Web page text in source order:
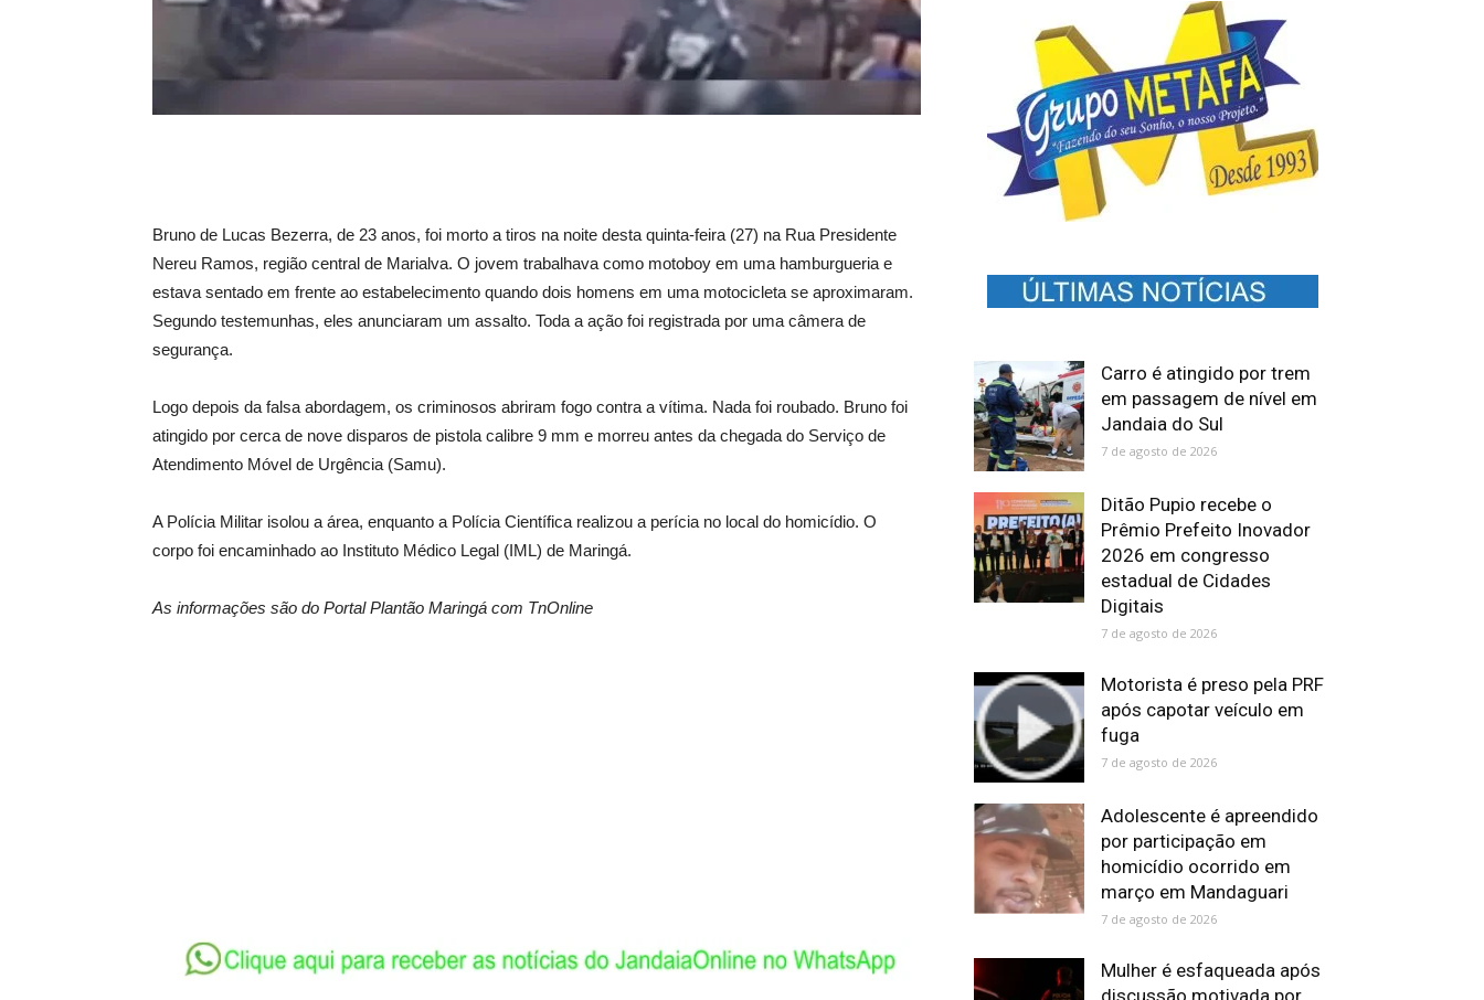
Bruno de Lucas Bezerra, de 23 anos, foi morto a tiros na noite desta quinta-feira (27) na Rua Presidente
Nereu Ramos, região central de Marialva. O jovem trabalhava como motoboy em uma hamburgueria e
estava sentado em frente ao estabelecimento quando dois homens em uma motocicleta se aproximaram.
Segundo testemunhas, eles anunciaram um assalto. Toda a ação foi registrada por uma câmera de
segurança.
Logo depois da falsa abordagem, os criminosos abriram fogo contra a vítima. Nada foi roubado. Bruno foi
atingido por cerca de nove disparos de pistola calibre 9 mm e morreu antes da chegada do Serviço de
Atendimento Móvel de Urgência (Samu).
A Polícia Militar isolou a área, enquanto a Polícia Científica realizou a perícia no local do homicídio. O
corpo foi encaminhado ao Instituto Médico Legal (IML) de Maringá.
As informações são do Portal Plantão Maringá com TnOnline
Carro é atingido por trem
em passagem de nível em
Jandaia do Sul
7 de agosto de 2026
Ditão Pupio recebe o
Prêmio Prefeito Inovador
2026 em congresso
estadual de Cidades
Digitais
7 de agosto de 2026
Motorista é preso pela PRF
após capotar veículo em
fuga
7 de agosto de 2026
Adolescente é apreendido
por participação em
homicídio ocorrido em
março em Mandaguari
7 de agosto de 2026
Mulher é esfaqueada após
discussão motivada por